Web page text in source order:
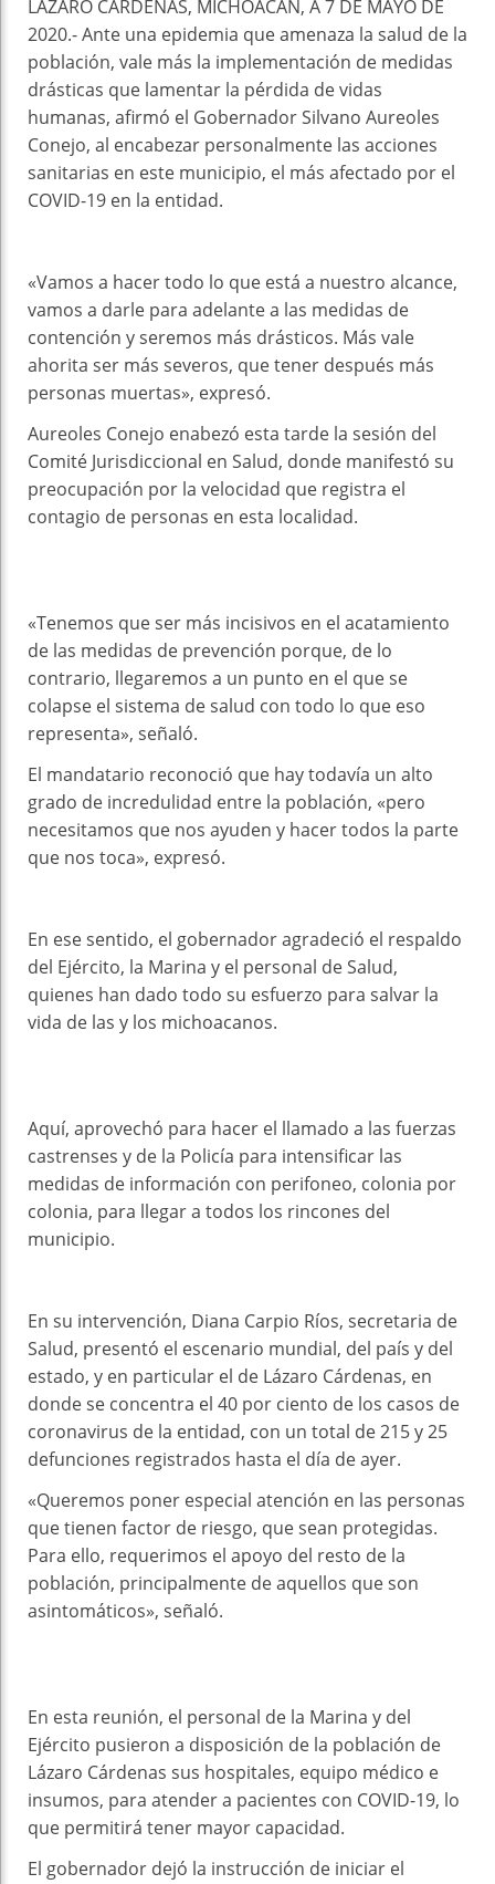
LÁZARO CÁRDENAS, MICHOACÁN, A 7 DE MAYO DE
2020.- Ante una epidemia que amenaza la salud de la
población, vale más la implementación de medidas
drásticas que lamentar la pérdida de vidas
humanas, afirmó el Gobernador Silvano Aureoles
Conejo, al encabezar personalmente las acciones
sanitarias en este municipio, el más afectado por el
COVID-19 en la entidad.
«Vamos a hacer todo lo que está a nuestro alcance,
vamos a darle para adelante a las medidas de
contención y seremos más drásticos. Más vale
ahorita ser más severos, que tener después más
personas muertas», expresó.
Aureoles Conejo enabezó esta tarde la sesión del
Comité Jurisdiccional en Salud, donde manifestó su
preocupación por la velocidad que registra el
contagio de personas en esta localidad.
«Tenemos que ser más incisivos en el acatamiento
de las medidas de prevención porque, de lo
contrario, llegaremos a un punto en el que se
colapse el sistema de salud con todo lo que eso
representa», señaló.
El mandatario reconoció que hay todavía un alto
grado de incredulidad entre la población, «pero
necesitamos que nos ayuden y hacer todos la parte
que nos toca», expresó.
En ese sentido, el gobernador agradeció el respaldo
del Ejército, la Marina y el personal de Salud,
quienes han dado todo su esfuerzo para salvar la
vida de las y los michoacanos.
Aquí, aprovechó para hacer el llamado a las fuerzas
castrenses y de la Policía para intensificar las
medidas de información con perifoneo, colonia por
colonia, para llegar a todos los rincones del
municipio.
En su intervención, Diana Carpio Ríos, secretaria de
Salud, presentó el escenario mundial, del país y del
estado, y en particular el de Lázaro Cárdenas, en
donde se concentra el 40 por ciento de los casos de
coronavirus de la entidad, con un total de 215 y 25
defunciones registrados hasta el día de ayer.
«Queremos poner especial atención en las personas
que tienen factor de riesgo, que sean protegidas.
Para ello, requerimos el apoyo del resto de la
población, principalmente de aquellos que son
asintomáticos», señaló.
En esta reunión, el personal de la Marina y del
Ejército pusieron a disposición de la población de
Lázaro Cárdenas sus hospitales, equipo médico e
insumos, para atender a pacientes con COVID-19, lo
que permitirá tener mayor capacidad.
El gobernador dejó la instrucción de iniciar el